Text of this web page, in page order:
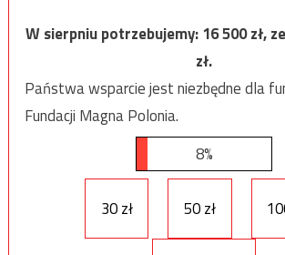
W sierpniu potrzebujemy:16 500zł,
zł.
Państwa wsparcie jest niezbędne dla
Fundacji Magna Polonia.
8%
30 zł 50 zł